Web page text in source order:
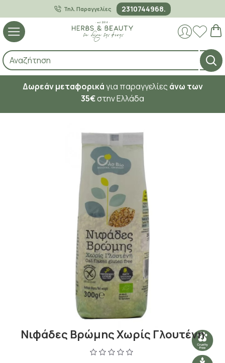
Τηλ. Παραγγελίες 2310744968.
Δωρεάν μεταφορικάγια παραγγελίες άνω των
35€στην Ελλάδα
Νιφάδες Βρώμης Χωρίς Γλουτένη